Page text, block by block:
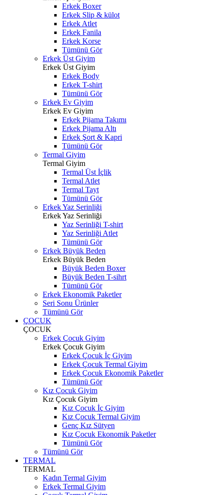
Erkek Boxer
Erkek Slip & külot
Erkek Atlet
Erkek Fanila
Erkek Korse
Tümünü Gör
Erkek Üst Giyim
Erkek Üst Giyim
Erkek Body
Erkek T-shirt
Tümünü Gör
Erkek Ev Giyim
Erkek Ev Giyim
Erkek Pijama Takımı
Erkek Pijama Altı
Erkek Şort & Kapri
Tümünü Gör
Termal Giyim
Termal Giyim
Termal Üst İçlik
Termal Atlet
Termal Tayt
Tümünü Gör
Erkek Yaz Serinliği
Erkek Yaz Serinliği
Yaz Serinliği T-shirt
Yaz Serinliği Atlet
Tümünü Gör
Erkek Büyük Beden
Erkek Büyük Beden
Büyük Beden Boxer
Büyük Beden T-sihrt
Tümünü Gör
Erkek Ekonomik Paketler
Seri Sonu Ürünler
Tümünü Gör
ÇOCUK
ÇOCUK
Erkek Çocuk Giyim
Erkek Çocuk Giyim
Erkek Çocuk İç Giyim
Erkek Çocuk Termal Giyim
Erkek Çocuk Ekonomik Paketler
Tümünü Gör
Kız Çocuk Giyim
Kız Çocuk Giyim
Kız Çocuk İç Giyim
Kız Çocuk Termal Giyim
Genç Kız Sütyen
Kız Çocuk Ekonomik Paketler
Tümünü Gör
Tümünü Gör
TERMAL
TERMAL
Kadın Termal Giyim
Erkek Termal Giyim